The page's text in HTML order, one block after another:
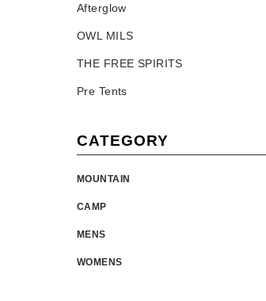
Afterglow
OWL MILS
THE FREE SPIRITS
Pre Tents
CATEGORY
MOUNTAIN
CAMP
MENS
WOMENS